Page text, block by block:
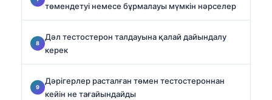
төмендетуі немесе бұрмалауы мүмкін нәрселер
Дәл тестостерон талдауына қалай дайындалу
керек
Дәрігерлер расталған төмен тестостероннан
кейін не тағайындайды